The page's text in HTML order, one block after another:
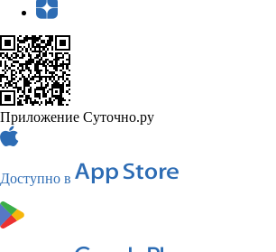
Приложение Суточно.ру
Доступно в